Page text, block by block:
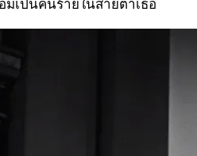
เป็นคนร้ายในสายตาเธอ